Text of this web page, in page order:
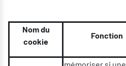
Nom du
cookie
Fonction